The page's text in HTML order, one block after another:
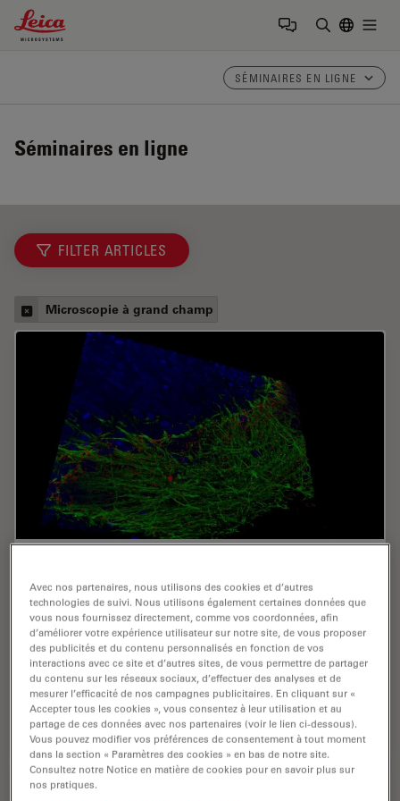
Leica Microsystems Logo
SÉMINAIRES EN LIGNE
Séminaires en ligne
FILTER ARTICLES
Microscopie à grand champ
Biomedical Research
Get ready to delve deeper into the world of organoids
and 3D models, which are essential tools for advancing
our understanding of human health. Navigating these
complex structures and obtaining clear…
May 19, 2025 Webinaire Organoïdes + Culture cellulaire en 3D
Avec nos partenaires, nous utilisons des cookies et d’autres
technologies de suivi. Nous utilisons également certaines données que
vous nous fournissez directement, comme vos coordonnées, afin
d’améliorer votre expérience utilisateur sur notre site, de vous proposer
des publicités et du contenu personnalisés en fonction de vos
interactions avec ce site et d’autres sites, de vous permettre de partager
du contenu sur les réseaux sociaux, d’effectuer des analyses et de
mesurer l’efficacité de nos campagnes publicitaires. En cliquant sur «
Accepter tous les cookies », vous consentez à leur utilisation et au
partage de ces données avec nos partenaires (voir le lien ci-dessous).
Vous pouvez modifier vos préférences de consentement à tout moment
dans la section « Paramètres des cookies » en bas de notre site.
Consultez notre Notice en matière de cookies pour en savoir plus sur
nos pratiques.